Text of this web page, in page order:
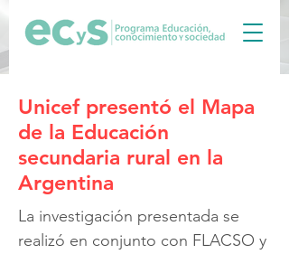
Unicef presentó el Mapa
de la Educación
secundaria rural en la
Argentina
La investigación presentada se
realizó en conjunto con FLACSO y